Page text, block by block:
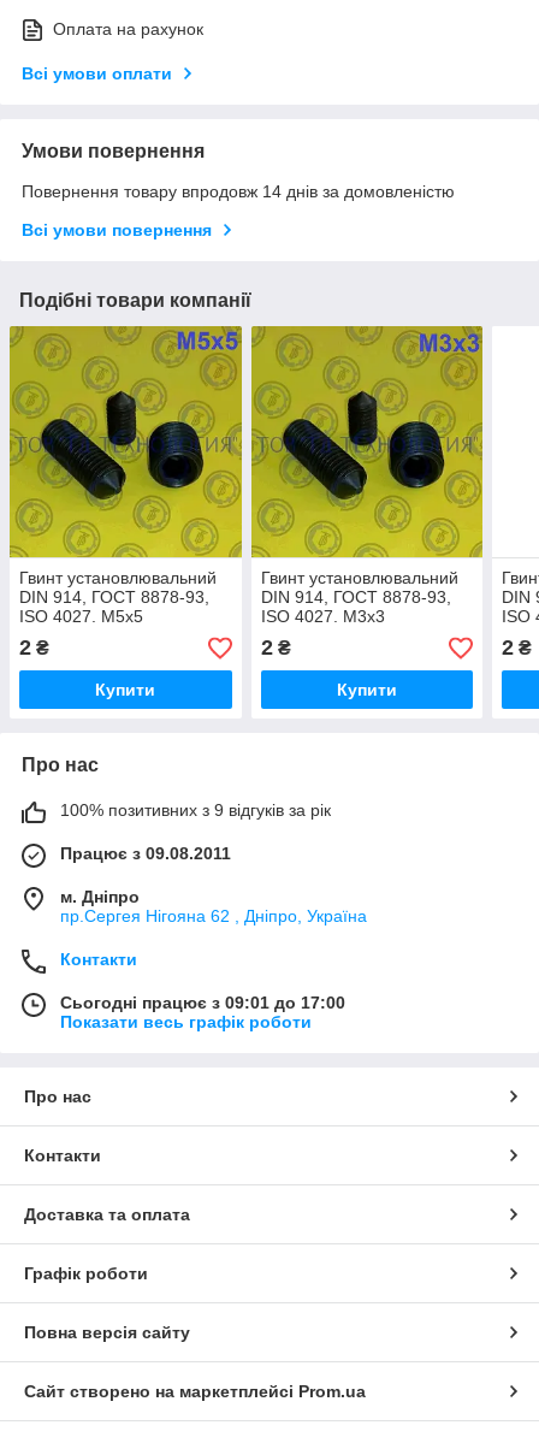
Оплата на рахунок
Всі умови оплати
Умови повернення
Повернення товару впродовж 14 днів за домовленістю
Всі умови повернення
Подібні товари компанії
Гвинт установлювальний
DIN 914, ГОСТ 8878-93,
ISO 4027. М5х5
2 ₴
Купити
Гвинт установлювальний
DIN 914, ГОСТ 8878-93,
ISO 4027. М3х3
2₴
Купити
DIN
ISO
2 ₴
Про нас
100% позитивних з 9 відгуків за рік
Працює з 09.08.2011
м. Дніпро
пр.Сергея Нігояна 62 , Дніпро, Україна
Контакти
Сьогодні працює з 09:01 до 17:00
Показати весь графік роботи
Про нас
Контакти
Доставка та оплата
Графік роботи
Повна версія сайту
Сайт створено на маркетплейсі Prom.ua